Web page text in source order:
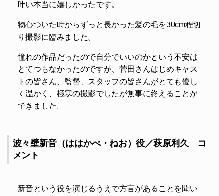
叶い本当に嬉しかったです。
物心ついた時からずっと長かった髪の毛を30cm程切
り撮影に臨みました。
憧れの作品だったので自分でいいのかという不安は
とてつもなかったのですが、菅田さんはじめキャス
トの皆さん、監督、スタッフの皆さんがとても優し
く温かく、極寒の撮影でしたが無事に終えることが
できました。
波々壁新音（ははかべ・ねお）役／萩原利久 コ
メント
新音という役を演じるうえで方言があることを聞い